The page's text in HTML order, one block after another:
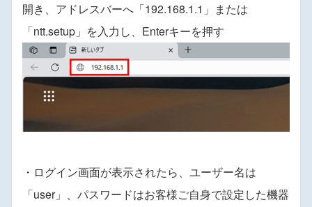
開き、アドレスバーへ「192.168.1.1」または
「ntt.setup」を入力し、Enterキーを押す
・ログイン画面が表示されたら、ユーザー名は
「user」、パスワードはお客様ご自身で設定した機器